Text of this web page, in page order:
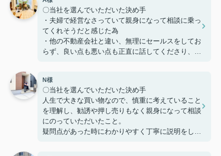
〇当社を選んでいただいた決め手
・夫婦で経営なさっていて親身になって相談に乗っ
てくれそうだと感じた為
・他の不動産会社と違い、無理にセールスをしてお
らず、良い点も悪い点も正直に話してくださり、好
〇感じたこと、良かった点、もっとこうして欲しか
ったことなど
定期的に建築の様子を連絡いただけたり、急な質問
にも迅速に対応してくださりとても助かりました。
本当にありがとうございました。
N様
〇当社を選んでいただいた決め手
人生で大きな買い物なので、慎重に考えていること
を理解し、勧誘や押し売りもなく親身になって相談
にのっていただいたこと。
疑問点があった時にわかりやすく丁寧に説明をして